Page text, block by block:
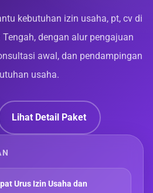
kebutuhan izin usaha, pt, cv di
dengan alur pengajuan
awal, dan pendampingan
usaha.
Lihat Detail Paket
Urus Izin Usaha dan